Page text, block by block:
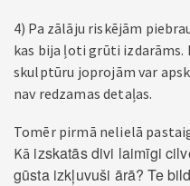
4) Pa zālāju riskējām
kas bija ļoti grūti izdarāms.
skulptūru joprojām var
nav redzamas detaļas.
Tomēr pirmā nelielā
Kā izskatās divi laimīgi
gūsta izkļuvuši ārā? Te